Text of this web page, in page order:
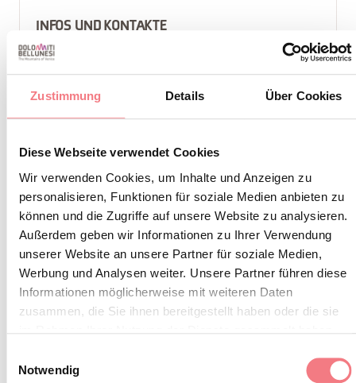
Zustimmung Details Über Cookies
Diese Webseite verwendet Cookies
Wir verwenden Cookies, um Inhalte und Anzeigen zu
personalisieren, Funktionen für soziale Medien anbieten zu
können und die Zugriffe auf unsere Website zu analysieren.
Außerdem geben wir Informationen zu Ihrer Verwendung
unserer Website an unsere Partner für soziale Medien,
Werbung und Analysen weiter. Unsere Partner führen diese
Informationen möglicherweise mit weiteren Daten
zusammen, die Sie ihnen bereitgestellt haben oder die sie
Notwendig
INFOS UND KONTAKTE
ZAMBELLI SOPALU' TOMASINA
+39 3494386705
+39 3494386705
https://bookingvalcomelico.it/appartamenti-
BUCHEN
INFORMATIONEN ANFORDERN
coggiorno, ein Schlafzimmer mit Doppelbett, ein